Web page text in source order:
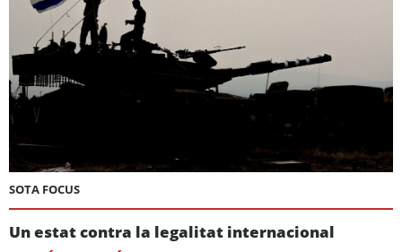
SOTA FOCUS
Un estat contra la legalitat internacional